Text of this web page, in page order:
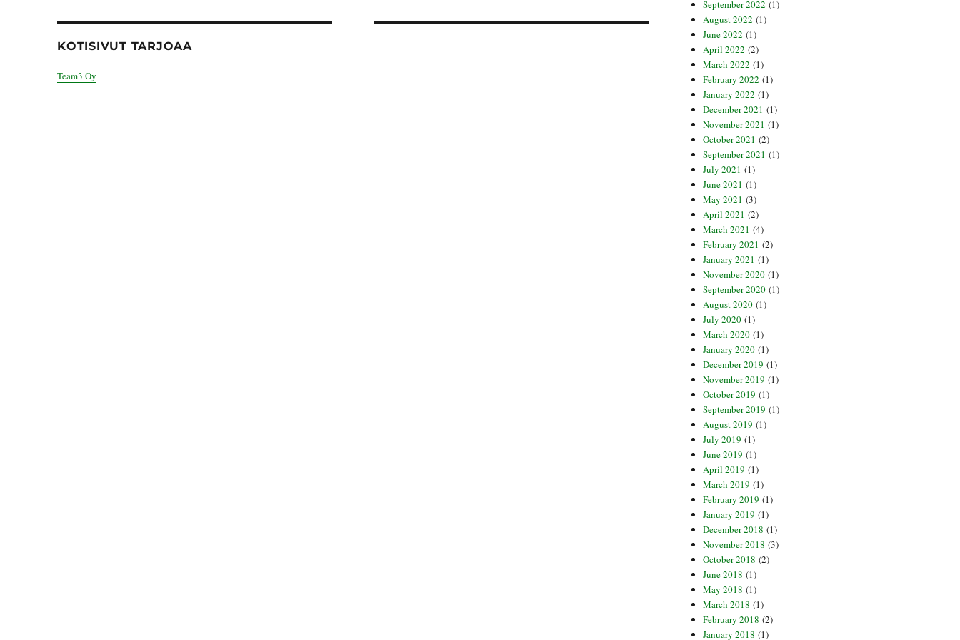
KOTISIVUT TARJOAA
Team3 Oy
September 2022 (1)
August 2022 (1)
June 2022 (1)
April 2022 (2)
March 2022 (1)
February 2022 (1)
January 2022 (1)
December 2021 (1)
November 2021 (1)
October 2021 (2)
September 2021 (1)
July 2021 (1)
June 2021 (1)
May 2021 (3)
April 2021 (2)
March 2021 (4)
February 2021 (2)
January 2021 (1)
November 2020 (1)
September 2020 (1)
August 2020 (1)
July 2020 (1)
March 2020 (1)
January 2020 (1)
December 2019 (1)
November 2019 (1)
October 2019 (1)
September 2019 (1)
August 2019 (1)
July 2019 (1)
June 2019 (1)
April 2019 (1)
March 2019 (1)
February 2019 (1)
January 2019 (1)
December 2018 (1)
November 2018 (3)
October 2018 (2)
June 2018 (1)
May 2018 (1)
March 2018 (1)
February 2018 (2)
January 2018 (1)